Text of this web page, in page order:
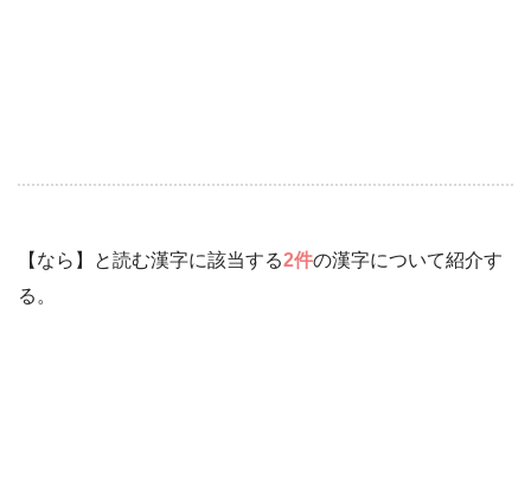
【なら】と読む漢字に該当する2件の漢字について紹介す
る。